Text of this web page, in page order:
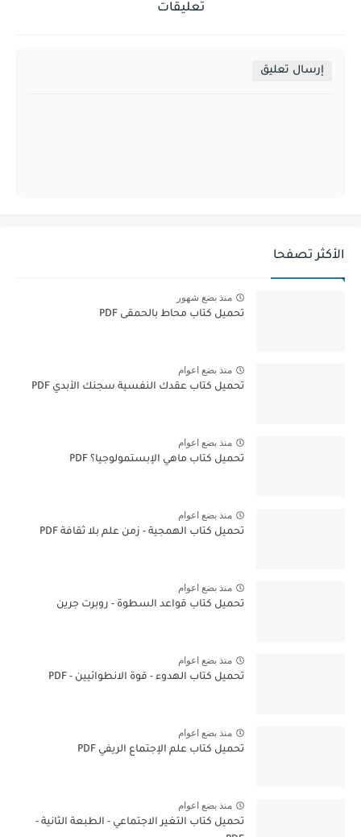
تعليقات
إرسال تعليق
الأكثر تصفحا
منذ بضع شهور
تحميل كتاب محاط بالحمقى PDF
منذ بضع اعوام
تحميل كتاب عقدك النفسية سجنك الأبدي PDF
منذ بضع اعوام
تحميل كتاب ماهي الإبستمولوجيا؟ PDF
منذ بضع اعوام
تحميل كتاب الهمجية - زمن علم بلا ثقافة PDF
منذ بضع اعوام
تحميل كتاب قواعد السطوة - روبرت جرين
منذ بضع اعوام
تحميل كتاب الهدوء - قوة الانطوائيين - PDF
منذ بضع اعوام
تحميل كتاب علم الإجتماع الريفي PDF
منذ بضع اعوام
تحميل كتاب التغير الاجتماعي - الطبعة الثانية -